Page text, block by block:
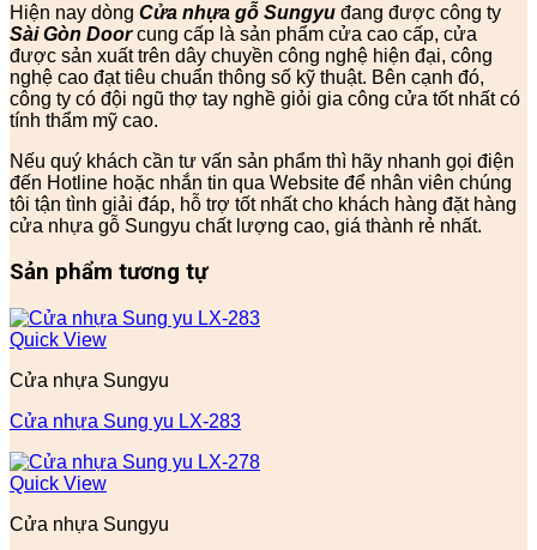
Hiện nay dòng Cửa nhựa gỗ Sungyu đang được công ty
Sài Gòn Doorcung cấp là sản phẩm cửa cao cấp, cửa
được sản xuất trên dây chuyền công nghệ hiện đại, công
nghệ cao đạt tiêu chuẩn thông số kỹ thuật. Bên cạnh đó,
công ty có đội ngũ thợ tay nghề giỏi gia công cửa tốt nhất có
tính thẩm mỹ cao.
Nếu quý khách cần tư vấn sản phẩm thì hãy nhanh gọi điện
đến Hotline hoặc nhắn tin qua Website để nhân viên chúng
tôi tận tình giải đáp, hỗ trợ tốt nhất cho khách hàng đặt hàng
cửa nhựa gỗ Sungyu chất lượng cao, giá thành rẻ nhất.
Sản phẩm tương tự
Quick View
Cửa nhựa Sungyu
Cửa nhựa Sung yu LX-283
Quick View
Cửa nhựa Sungyu